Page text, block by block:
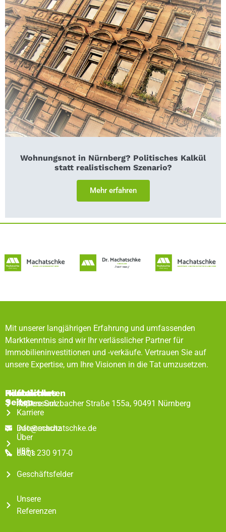
Wohnungsnot in Nürnberg? Politisches Kalkül
statt realistischem Szenario?
Mehr erfahren
Mit unserer langjährigen Erfahrung und umfassenden
Marktkenntnis sind wir Ihr verlässlicher Partner für
Immobilieninvestitionen und -verkäufe. Vertrauen Sie auf
unsere Expertise, um Ihre Visionen in die Tat umzusetzen.
Rechtliches
Impressum
Datenschutz
FAQs
Hilfreiche
Seiten
Karriere
Über
uns
Geschäftsfelder
Unsere
Referenzen
Kontaktdaten
Äußere Sulzbacher Straße 155a, 90491 Nürnberg
info@machatschke.de
0911 230 917-0